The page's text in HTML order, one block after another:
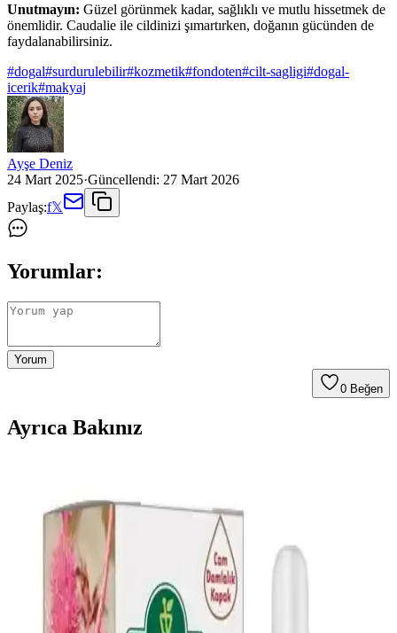
Unutmayın: Güzel görünmek kadar, sağlıklı ve mutlu hissetmek de
önemlidir. Caudalie ile cildinizi şımartırken, doğanın gücünden de
faydalanabilirsiniz.
#dogal#surdurulebilir#kozmetik#fondoten#cilt-sagligi#dogal-
icerik#makyaj
Ayşe Deniz
24 Mart 2025·Güncellendi: 27 Mart 2026
Paylaş:f𝕏
Yorumlar:
Yorum
0 Beğen
Ayrıca Bakınız
Trendleri
2024 yılında doğal ve bakım kolaylığı sağlayan saç stilleri ön planda
olacak. Trendler henüz net olmasa da, kişisel stil ve moda
gelişmeleri doğrultusunda seçimler yapılabilir.
Dr.C.Tuna Çay Ağacı Yağlı Sos Serumu: Çok Yönlü
Doğal Cilt ve Saç Bakım Ürünü